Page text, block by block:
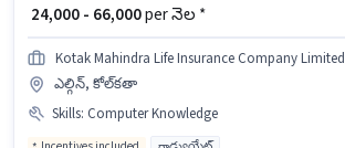
₹ 24,000 - 66,000per నెల *
Kotak Mahindra Life Insurance Company Limited
ఎల్గిన్, కోల్‌కతా
Skills: Computer Knowledge